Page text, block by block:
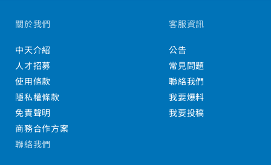
關於我們
中天介紹
人才招募
使用條款
隱私權條款
免責聲明
商務合作方案
客服資訊
公告
常見問題
聯絡我們
我要爆料
我要投稿
聯絡我們